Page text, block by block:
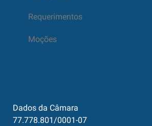
Requerimentos
Moções
Dados da Câmara
77.778.801/0001-07